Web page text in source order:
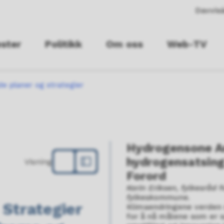
Politikk Om oss Web-TV
planer og strategier
Visning
Hydrogensone
Forord
Karin Eriksen, fylkesråd
fylkeskommune.
Klimaendringene
for å nå målene som er